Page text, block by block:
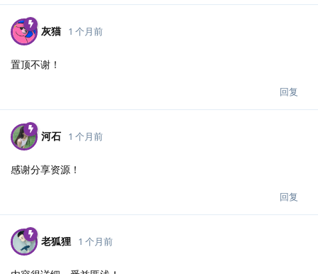
灰猫 1 个月前
置顶不谢！
回复
河石 1 个月前
感谢分享资源！
回复
老狐狸 1 个月前